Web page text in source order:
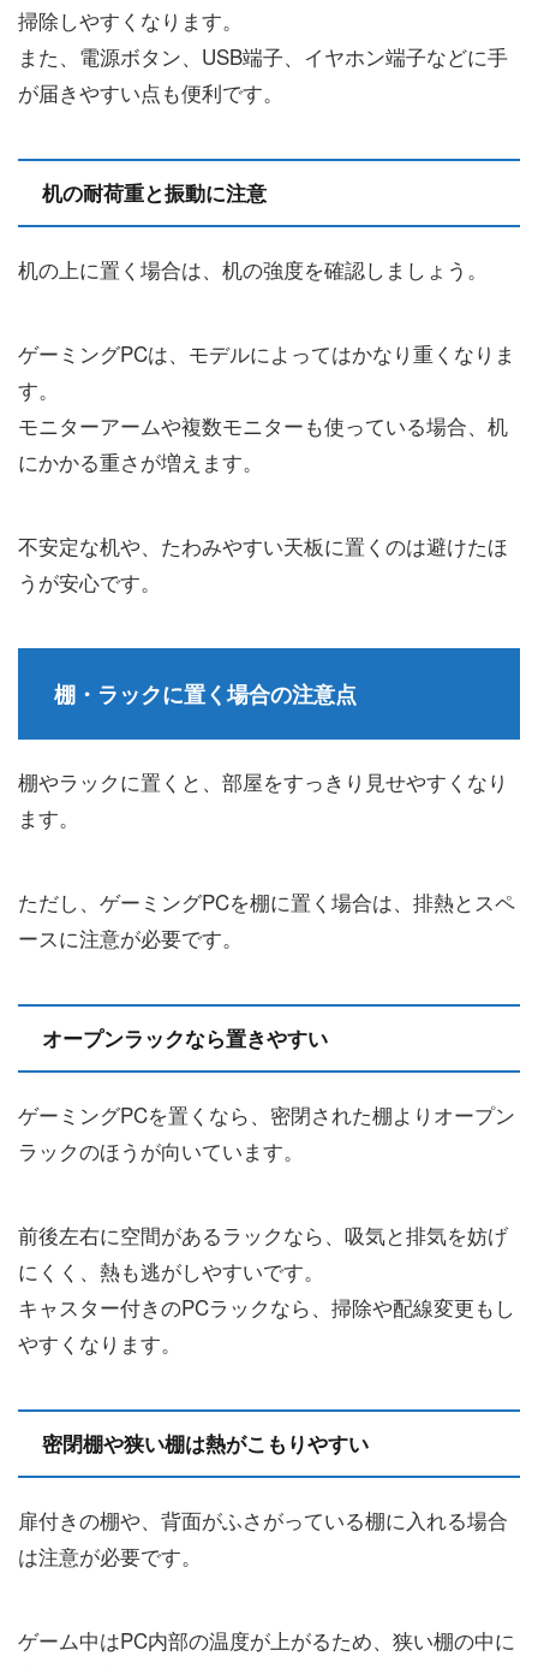
掃除しやすくなります。
また、電源ボタン、USB端子、イヤホン端子などに手
が届きやすい点も便利です。
机の耐荷重と振動に注意
机の上に置く場合は、机の強度を確認しましょう。
ゲーミングPCは、モデルによってはかなり重くなりま
す。
モニターアームや複数モニターも使っている場合、机
にかかる重さが増えます。
不安定な机や、たわみやすい天板に置くのは避けたほ
うが安心です。
棚・ラックに置く場合の注意点
棚やラックに置くと、部屋をすっきり見せやすくなり
ます。
ただし、ゲーミングPCを棚に置く場合は、排熱とスペ
ースに注意が必要です。
オープンラックなら置きやすい
ゲーミングPCを置くなら、密閉された棚よりオープン
ラックのほうが向いています。
前後左右に空間があるラックなら、吸気と排気を妨げ
にくく、熱も逃がしやすいです。
キャスター付きのPCラックなら、掃除や配線変更もし
やすくなります。
密閉棚や狭い棚は熱がこもりやすい
扉付きの棚や、背面がふさがっている棚に入れる場合
は注意が必要です。
ゲーム中はPC内部の温度が上がるため、狭い棚の中に